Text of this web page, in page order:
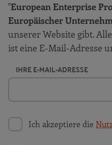
"European Enterprise
Europäischer
unserer Website gibt.
ist eine E-Mail-Adresse
IHRE E-MAIL-ADRESSE
Ich akzeptiere die